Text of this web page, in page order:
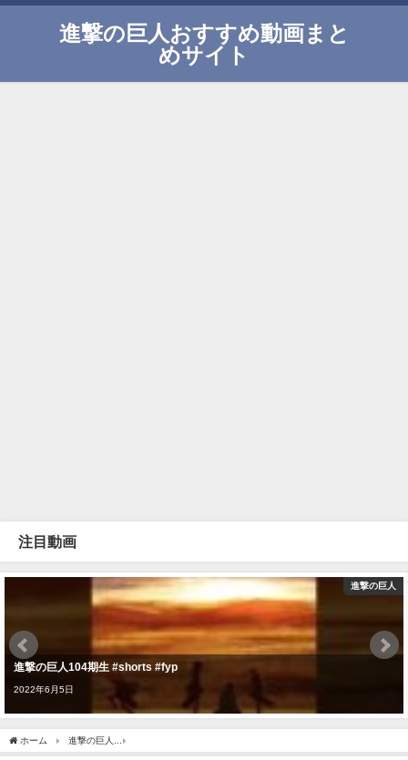
進撃の巨人おすすめ動画まと
めサイト
注目動画
進撃の巨人
進撃の巨人104期生 #shorts #fyp
2022年6月5日
ホーム 進撃の巨人